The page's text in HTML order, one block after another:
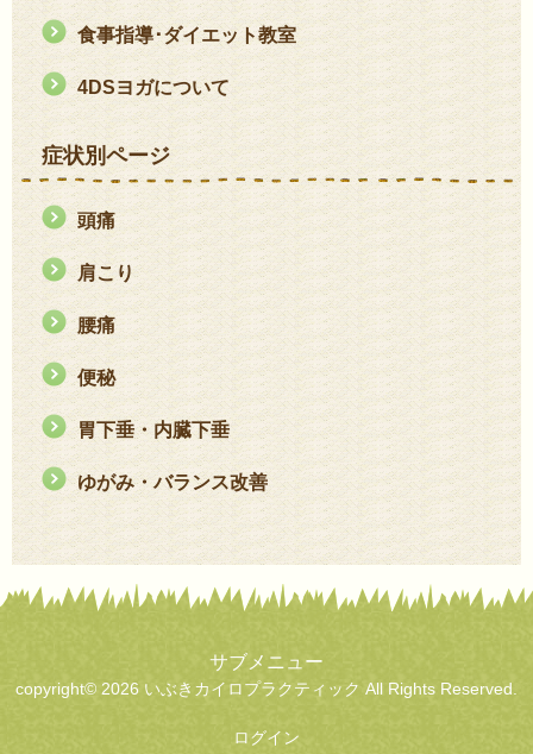
食事指導･ダイエット教室
4DSヨガについて
症状別ページ
頭痛
肩こり
腰痛
便秘
胃下垂・内臓下垂
ゆがみ・バランス改善
サブメニュー
copyright© 2026 いぶきカイロプラクティック All Rights Reserved.
ログイン